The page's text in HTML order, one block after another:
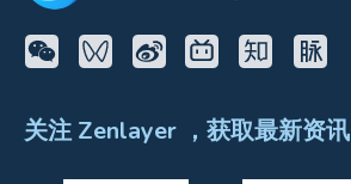
关注 Zenlayer ，获取最新资讯